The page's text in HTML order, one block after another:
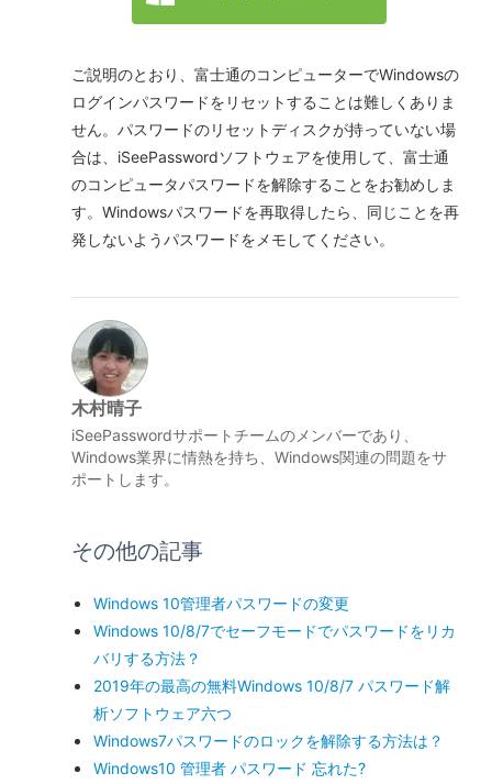
ご説明のとおり、富士通のコンピューターでWindowsの
ログインパスワードをリセットすることは難しくありま
せん。パスワードのリセットディスクが持っていない場
合は、iSeePasswordソフトウェアを使用して、富士通
のコンピュータパスワードを解除することをお勧めしま
す。Windowsパスワードを再取得したら、同じことを再
発しないようパスワードをメモしてください。
木村晴子
iSeePasswordサポートチームのメンバーであり、
Windows業界に情熱を持ち、Windows関連の問題をサ
ポートします。
その他の記事
Windows 10管理者パスワードの変更
Windows 10/8/7でセーフモードでパスワードをリカ
バリする方法？
2019年の最高の無料Windows 10/8/7 パスワード解
析ソフトウェア六つ
Windows7パスワードのロックを解除する方法は？
Windows10 管理者 パスワード 忘れた?